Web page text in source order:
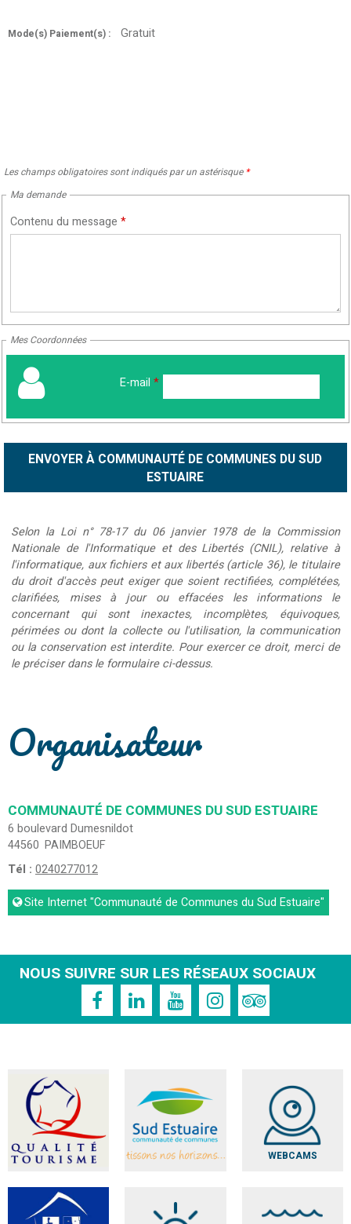
Mode(s) Paiement(s) : Gratuit
Les champs obligatoires sont indiqués par un astérisque *
Ma demande
Contenu du message *
Mes Coordonnées
E-mail *
Selon la Loi n° 78-17 du 06 janvier 1978 de la Commission
Nationale de l'Informatique et des Libertés (CNIL), relative à
l'informatique, aux fichiers et aux libertés (article 36), le titulaire
du droit d'accès peut exiger que soient rectifiées, complétées,
clarifiées, mises à jour ou effacées les informations le
concernant qui sont inexactes, incomplètes, équivoques,
périmées ou dont la collecte ou l'utilisation, la communication
ou la conservation est interdite. Pour exercer ce droit, merci de
le préciser dans le formulaire ci-dessus.
Organisateur
COMMUNAUTÉ DE COMMUNES DU SUD ESTUAIRE
6 boulevard Dumesnildot
44560 PAIMBOEUF
Tél : 0240277012
Site Internet"Communauté de Communes du Sud Estuaire"
NOUS SUIVRE SUR LES RÉSEAUX SOCIAUX
WEBCAMS